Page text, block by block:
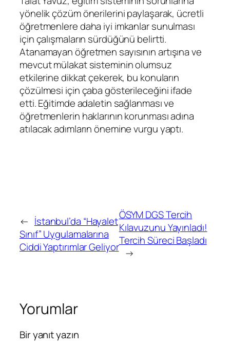
yönelik çözüm önerilerini paylaşarak, ücretli
öğretmenlere daha iyi imkanlar sunulması
için çalışmaların sürdüğünü belirtti.
Atanamayan öğretmen sayısının artışına ve
mevcut mülakat sisteminin olumsuz
etkilerine dikkat çekerek, bu konuların
çözülmesi için çaba gösterileceğini ifade
etti. Eğitimde adaletin sağlanması ve
öğretmenlerin haklarının korunması adına
atılacak adımların önemine vurgu yaptı.
← İstanbul’da “Hayalet
Sınıf” Uygulamalarına
Ciddi Yaptırımlar Geliyor
ÖSYM DGS Tercih
Kılavuzunu Yayınladı!
Tercih Süreci Başladı
→
Yorumlar
Bir yanıt yazın